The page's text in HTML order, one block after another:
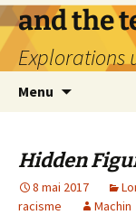
Aller
au
contenu
and the
Explorations
Menu
Hidden
8 mai 2017
racisme
Machin